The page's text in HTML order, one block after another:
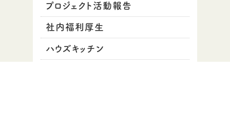
プロジェクト活動報告
社内福利厚生
ハウズキッチン